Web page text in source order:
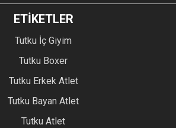
ETİKETLER
Tutku İç Giyim
Tutku Boxer
Tutku Erkek Atlet
Tutku Bayan Atlet
Tutku Atlet